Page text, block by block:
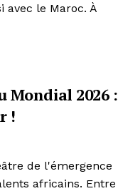
avec le Maroc. À
Mondial 2026 :
!
de l'émergence
africains. Entre